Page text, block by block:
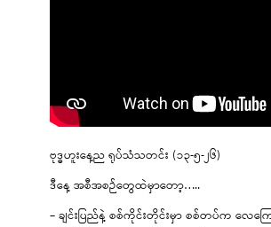
ဗုဒ္ဓဟူးနေ့ည ရုပ်သံသတင်း (၁၃-၅-၂၆)
ဒီနေ့ အစီအစဉ်တွေထဲမှာတော့…..
– ချင်းပြည်နဲ့ စစ်ကိုင်းတိုင်းမှာ စစ်တပ်က လေက